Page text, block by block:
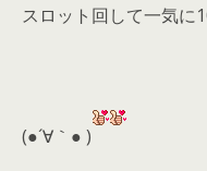
スロット回して一気に
(●´∀｀● )